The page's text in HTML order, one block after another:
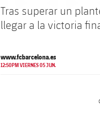
Tras superar un
llegar a la victoria
www.fcbarcelona.es
12:50PM VIERNES 05 JUN.